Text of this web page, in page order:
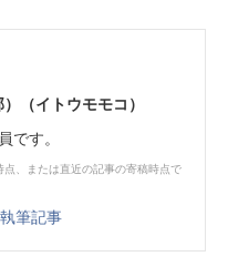
（イトウモモコ）
です。
、または直近の記事の寄稿時点で
筆記事